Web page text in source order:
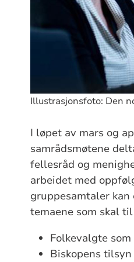
Illustrasjonsfoto: Den
I løpet av mars og
samrådsmøtene
fellesråd og
arbeidet med
gruppesamtaler
temaene som skal
Folkevalgte
Biskopens